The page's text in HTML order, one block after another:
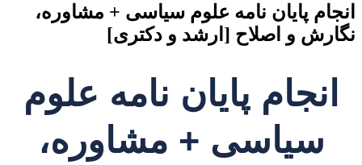
انجام پایان نامه علوم سیاسی + مشاوره،
نگارش و اصلاح [ارشد و دکتری]
انجام پایان نامه علوم
سیاسی + مشاوره،